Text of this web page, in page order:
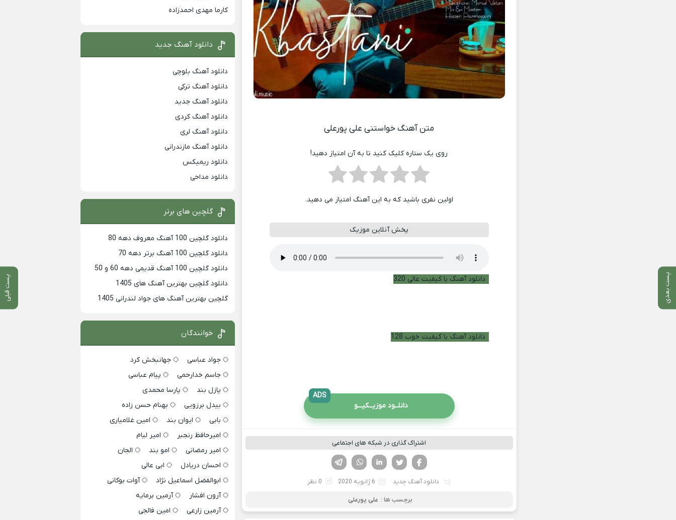
پست بعدی پست قبلی
متن آهنگ خواستنی علی پورعلی
روی یک ستاره کلیک کنید تا به آن امتیاز دهید!
اولین نفری باشید که به این آهنگ امتیاز می دهید.
پخش آنلاین موزیک
دانلود آهنگ با کیفیت عالی 320
دانلود آهنگ با کیفیت خوب 128
دانلــود موزیــکیـــو
ADS
اشتراک گذاری در شبکه های اجتماعی
لینکدین تویتر
فیسوک
دانلود آهنگ جدید 6 ژانویه 2020 0 نظر
برچسب ها : علی پورعلی
کارما مهدی احمدزاده
دانلود آهنگ جدید
دانلود آهنگ بلوچی
دانلود آهنگ ترکی
دانلود آهنگ جدید
دانلود آهنگ کردی
دانلود آهنگ لری
دانلود آهنگ مازندرانی
دانلود ریمیکس
دانلود مداحی
گلچین های برتر
دانلود گلچین 100 آهنگ معروف دهه 80
دانلود گلچین 100 آهنگ برتر دهه 70
دانلود گلچین 100 آهنگ قدیمی دهه 60 و 50
دانلود گلچین بهترین آهنگ های 1405
گلچین بهترین آهنگ های جواد لندرانی 1405
خوانندگان
جواد عباسی
جهانبخش کرد
جاسم خدارحمی
پیام عباسی
پازل بند
پارسا محمدی
بیدل برزویی
بهنام حسن زاده
بابی
ایوان بند
امین غلامیاری
امیرحافظ رنجبر
امیر لیام
امیر رمضانی
امو بند
الجان
احسان دریادل
ابی عالی
ابوالفضل اسماعیل نژاد
آوات بوکانی
آرون افشار
آرمین برمایه
آرمین زارعی
امین فالجی